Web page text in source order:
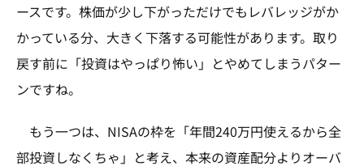
ースです。株価が少し下がっただけでもレバレッジがか
かっている分、大きく下落する可能性があります。取り
戻す前に「投資はやっぱり怖い」とやめてしまうパター
ンですね。
もう一つは、NISAの枠を「年間240万円使えるから全
部投資しなくちゃ」と考え、本来の資産配分よりオーバ